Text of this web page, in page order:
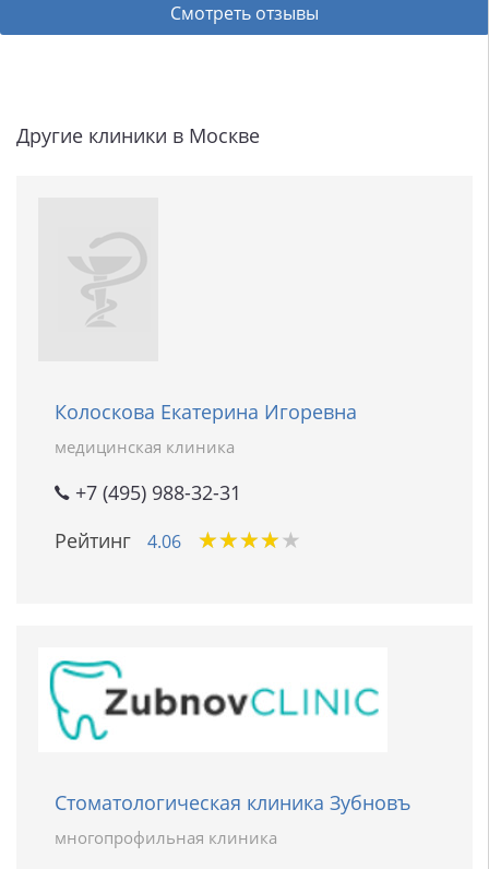
Смотреть отзывы
Другие клиники в Москве
Колоскова Екатерина Игоревна
медицинская клиника
+7 (495) 988-32-31
Рейтинг
4.06 ★★★★★
★★★★★
Стоматологическая клиника Зубновъ
многопрофильная клиника